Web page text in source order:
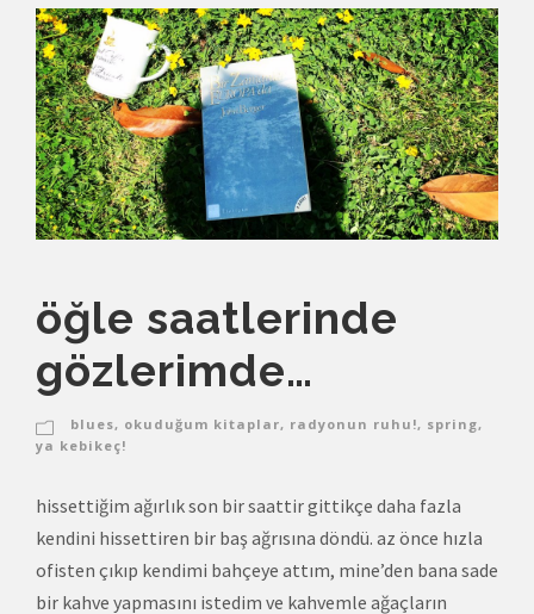
öğle saatlerinde
gözlerimde…
blues, okuduğum kitaplar, radyonun ruhu!, spring,
ya kebikeç!
hissettiğim ağırlık son bir saattir gittikçe daha fazla
kendini hissettiren bir baş ağrısına döndü. az önce hızla
ofisten çıkıp kendimi bahçeye attım, mine’den bana sade
bir kahve yapmasını istedim ve kahvemle ağaçların